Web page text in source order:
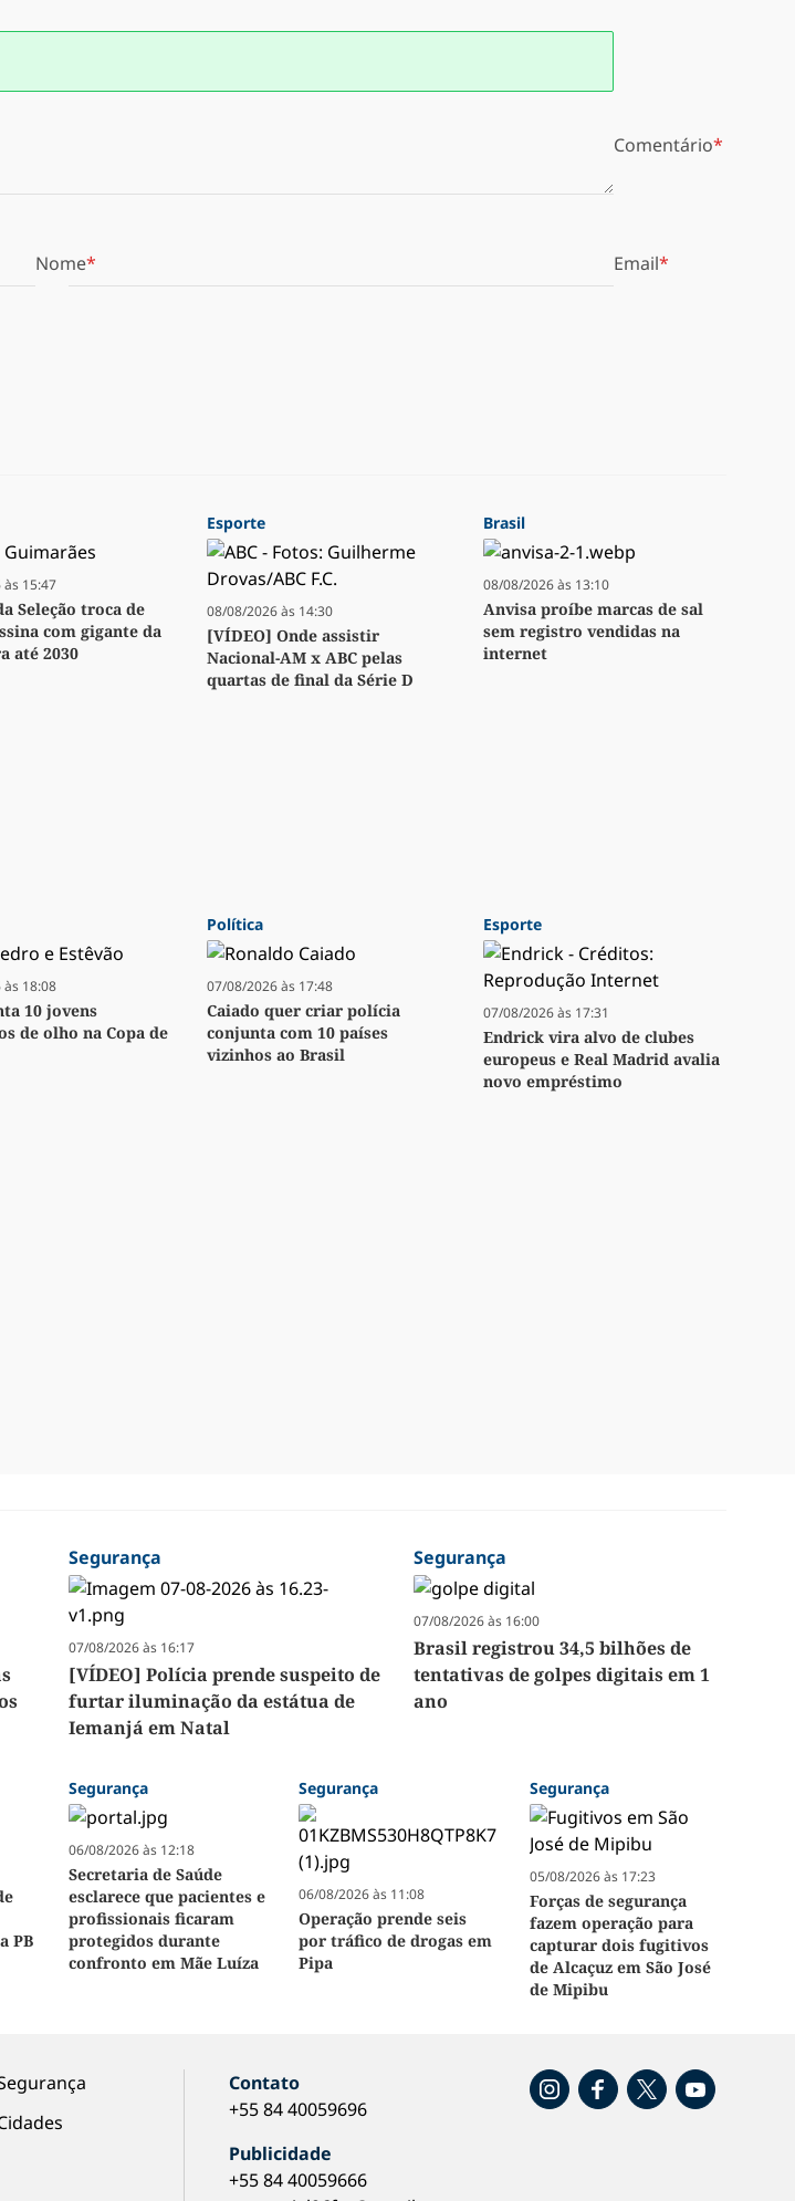
Comentário
Nome Email
15:47
Seleção troca de
com gigante da
até 2030
Esporte
08/08/2026 às 14:30
[VÍDEO] Onde assistir
Nacional-AM x ABC pelas
quartas de final da Série D
Brasil
08/08/2026 às 13:10
Anvisa proíbe marcas de sal
sem registro vendidas na
internet
18:08
10 jovens
de olho na Copa de
Política
07/08/2026 às 17:48
Caiado quer criar polícia
conjunta com 10 países
vizinhos ao Brasil
Esporte
07/08/2026 às 17:31
Endrick vira alvo de clubes
europeus e Real Madrid avalia
novo empréstimo
Segurança
07/08/2026 às 16:17
[VÍDEO] Polícia prende suspeito de
furtar iluminação da estátua de
Iemanjá em Natal
Segurança
07/08/2026 às 16:00
Brasil registrou 34,5 bilhões de
tentativas de golpes digitais em 1
ano
PB
Segurança
06/08/2026 às 12:18
Secretaria de Saúde
esclarece que pacientes e
profissionais ficaram
protegidos durante
confronto em Mãe Luíza
Segurança
06/08/2026 às 11:08
Operação prende seis
por tráfico de drogas em
Pipa
Segurança
05/08/2026 às 17:23
Forças de segurança
fazem operação para
capturar dois fugitivos
de Alcaçuz em São José
de Mipibu
Contato
+55 84 40059696
Publicidade
+55 84 40059666